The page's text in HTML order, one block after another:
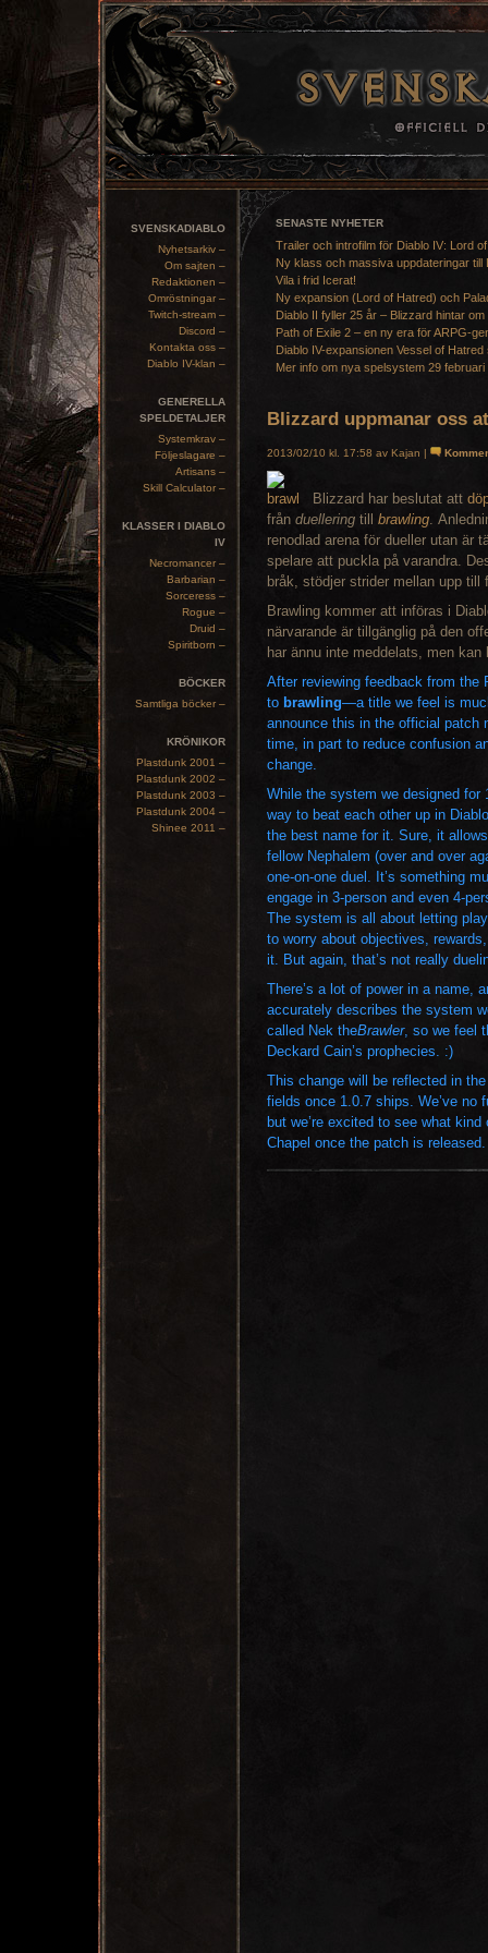
SVENSKADIABLO
Nyhetsarkiv –
Om sajten –
Redaktionen –
Omröstningar –
Twitch-stream –
Discord –
Kontakta oss –
Diablo IV-klan –
GENERELLA
SPELDETALJER
Systemkrav –
Följeslagare –
Artisans –
Skill Calculator –
KLASSER I DIABLO
IV
Necromancer –
Barbarian –
Sorceress –
Rogue –
Druid –
Spiritborn –
BÖCKER
Samtliga böcker –
KRÖNIKOR
Plastdunk 2001 –
Plastdunk 2002 –
Plastdunk 2003 –
Plastdunk 2004 –
Shinee 2011 –
SENASTE NYHETER
Trailer och introfilm för Diablo IV: Lord
Ny klass och massiva uppdateringar till
Vila i frid Icerat!
Ny expansion (Lord of Hatred) och
Diablo II fyller 25 år – Blizzard hintar om
Path of Exile 2 – en ny era för ARPG-
Diablo IV-expansionen Vessel of
Mer info om nya spelsystem 29 februari
Blizzard uppmanar oss
2013/02/10 kl. 17:58 av Kajan |
Blizzard har beslutat att
från duellering till brawling.
renodlad arena för dueller utan är
spelare att puckla på varandra.
bråk, stödjer strider mellan upp till
Brawling kommer att införas i
närvarande är tillgänglig på den
har ännu inte meddelats, men
After reviewing feedback from the
to brawling—a title we feel is
announce this in the official patch
time, in part to reduce confusion
change.
While the system we designed for
way to beat each other up in
the best name for it. Sure, it
fellow Nephalem (over and over
one-on-one duel. It’s something
engage in 3-person and even 4-
The system is all about letting
to worry about objectives,
it. But again, that’s not really
There’s a lot of power in a name,
accurately describes the system
called Nek theBrawler, so we feel
Deckard Cain’s prophecies. :)
This change will be reflected in
fields once 1.0.7 ships. We’ve no
but we’re excited to see what
Chapel once the patch is released.